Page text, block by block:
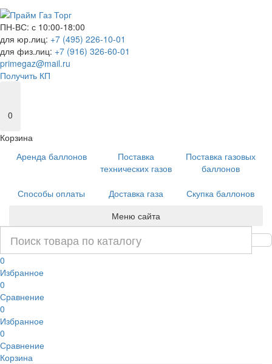
ПН-ВС: с 10:00-18:00
для юр.лиц: +7 (495) 226-10-01
для физ.лиц: +7 (916) 326-60-01
primegaz@mail.ru
Получить КП
0
Корзина
Аренда баллонов
Поставка
технических газов
Поставка газовых
баллонов
Способы оплаты Доставка газа
Скупка баллонов
Меню сайта
0
Избранное
0
Сравнение
0
Избранное
0
Сравнение
Корзина